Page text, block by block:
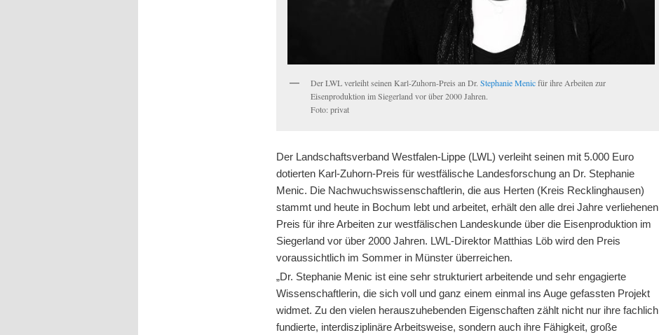
Der LWL verleiht seinen Karl-Zuhorn-Preis an Dr.Stephanie Menicfür ihre Arbeiten zur
Eisenproduktion im Siegerland vor über 2000 Jahren.
Foto: privat
Der Landschaftsverband Westfalen-Lippe (LWL) verleiht seinen mit 5.000 Euro
dotierten Karl-Zuhorn-Preis für westfälische Landesforschung an Dr. Stephanie
Menic. Die Nachwuchswissenschaftlerin, die aus Herten (Kreis Recklinghausen)
stammt und heute in Bochum lebt und arbeitet, erhält den alle drei Jahre verliehenen
Preis für ihre Arbeiten zur westfälischen Landeskunde über die Eisenproduktion im
Siegerland vor über 2000 Jahren. LWL-Direktor Matthias Löb wird den Preis
voraussichtlich im Sommer in Münster überreichen.
„Dr. Stephanie Menic ist eine sehr strukturiert arbeitende und sehr engagierte
Wissenschaftlerin, die sich voll und ganz einem einmal ins Auge gefassten Projekt
widmet. Zu den vielen herauszuhebenden Eigenschaften zählt nicht nur ihre fachlich
fundierte, interdisziplinäre Arbeitsweise, sondern auch ihre Fähigkeit, große